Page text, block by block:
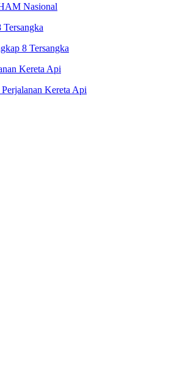
Nasional
8 Tersangka
Kereta Api